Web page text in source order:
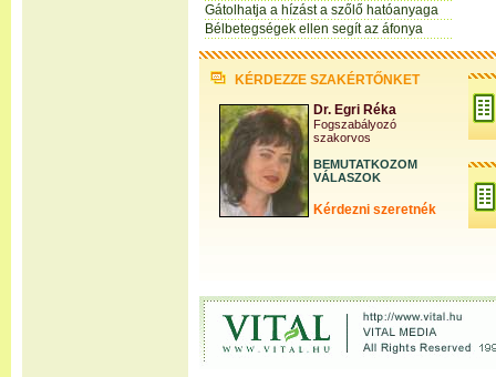
Gátolhatja a hízást a szőlő hatóanyaga
Bélbetegségek ellen segít az áfonya
KÉRDEZZE SZAKÉRTŐNKET
Dr. Egri Réka
Fogszabályozó
szakorvos
BEMUTATKOZOM
VÁLASZOK
Kérdezni szeretnék